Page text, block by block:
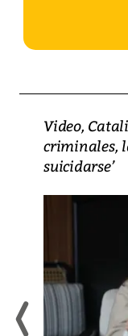
Video,
criminales,
suicidarse’